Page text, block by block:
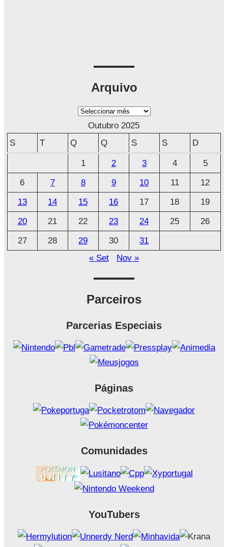
Arquivo
A
v
o
Outubro 2025
S
T Q Q S S D
1 2 3 4
5
6
7 8 9 10 11
12
13
14 15 16 17 18
19
20
21 22 23 24 25
26
27
28 29 30
31
« Set
Nov »
Parceiros
Parcerias Especiais
Páginas
Comunidades
YouTubers